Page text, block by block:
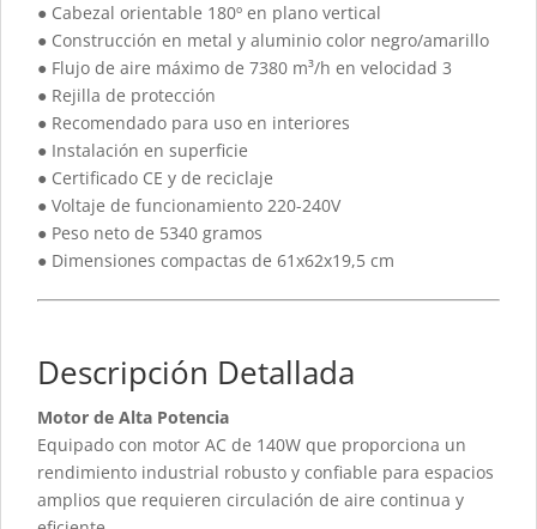
● Cabezal orientable 180º en plano vertical
● Construcción en metal y aluminio color negro/amarillo
● Flujo de aire máximo de 7380 m³/h en velocidad 3
● Rejilla de protección
● Recomendado para uso en interiores
● Instalación en superficie
● Certificado CE y de reciclaje
● Voltaje de funcionamiento 220-240V
● Peso neto de 5340 gramos
● Dimensiones compactas de 61x62x19,5 cm
Descripción Detallada
Motor de Alta Potencia
Equipado con motor AC de 140W que proporciona un
rendimiento industrial robusto y confiable para espacios
amplios que requieren circulación de aire continua y